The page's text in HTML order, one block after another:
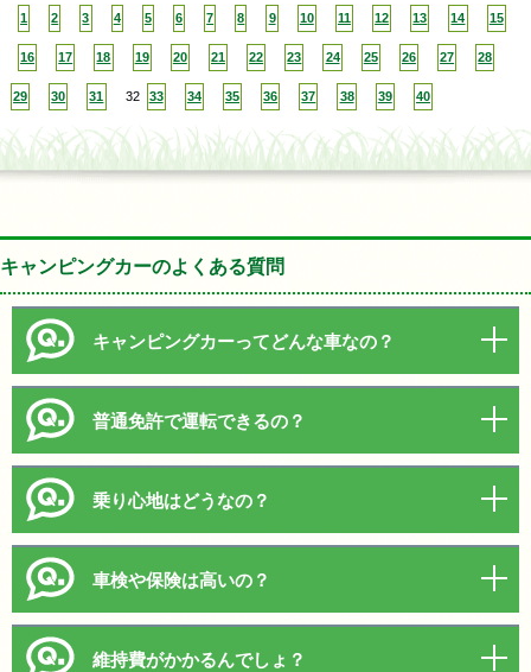
1 2 3 4 5 6 7 8 9 10 11 12 13 14 15
16 17 18 19 20 21 22 23 24 25 26 27 28
29 30 31 32 33 34 35 36 37 38 39 40
キャンピングカーのよくある質問
キャンピングカーってどんな車なの？
普通免許で運転できるの？
乗り心地はどうなの？
車検や保険は高いの？
維持費がかかるんでしょ？